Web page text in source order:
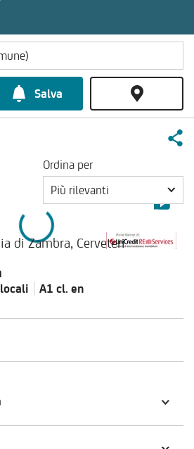
Salva
Ordina per
Più rilevanti
di Zambra, Cerveteri
A1 cl. en